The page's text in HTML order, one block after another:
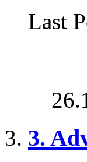
Last
3.